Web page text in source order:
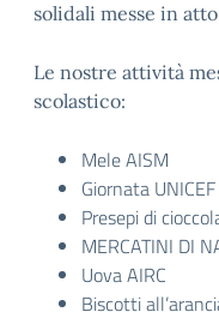
solidali messe in
Le nostre attività
scolastico:
Mele AISM
Giornata UNICEF
Presepi di
MERCATINI DI
Uova AIRC
Biscotti